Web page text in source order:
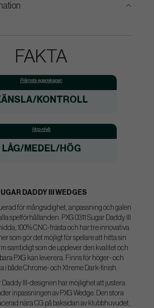
FAKTA
Främsta egenskaper:
KONTROLL
Hcp-nivå:
LÅG/MEDEL/HÖG
DADDY III WEDGES
för mångsidighet, anpassning och galen
spelförhållanden. PXG 0311 Sugar Daddy III
100% CNC-frästa och har tre innovativa
som gör det möjligt för spelare att hitta sin
samtidigt som de upplever den kvalitet och
PXG kan leverera. Finns för höger- och
i både Chrome- och Xtreme Dark-finish.
Daddy III-designen har möjlighet att justera
inpassningen av PXG Wedge. Den stora
nära CG på baksidan av klubbhuvudet,